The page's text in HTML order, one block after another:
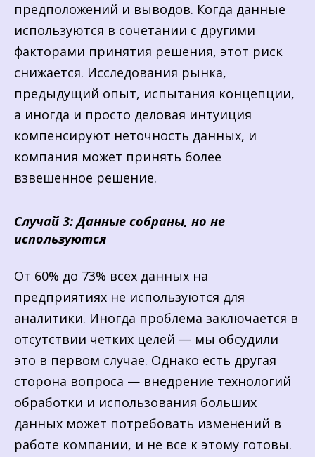
предположений и выводов. Когда данные
используются в сочетании с другими
факторами принятия решения, этот риск
снижается. Исследования рынка,
предыдущий опыт, испытания концепции,
а иногда и просто деловая интуиция
компенсируют неточность данных, и
компания может принять более
взвешенное решение.
Случай 3: Данные собраны, но не
используются
От 60% до 73% всех данных на
предприятиях не используются для
аналитики. Иногда проблема заключается в
отсутствии четких целей — мы обсудили
это в первом случае. Однако есть другая
сторона вопроса — внедрение технологий
обработки и использования больших
данных может потребовать изменений в
работе компании, и не все к этому готовы.